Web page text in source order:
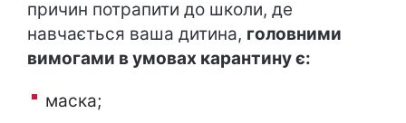
причин потрапити до школи, де
навчається ваша дитина, головними
вимогами в умовах карантину є:
маска;